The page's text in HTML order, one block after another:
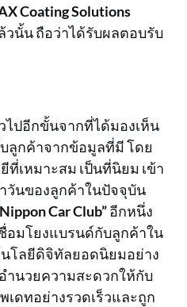
Coating Solutions
นั้น ถือว่าได้รับผลตอบรับ
ไปอีกขั้นจากที่ได้มองเห็น
ลูกค้าจากข้อมูลที่มี โดย
ที่เหมาะสม เป็นที่นิยม เข้า
วันของลูกค้าในปัจจุบัน
Car Club”อีกหนึ่ง
อมโยงแบรนด์กับลูกค้าใน
โลยีดิจิทัลยอดนิยมอย่าง
ำนวยความสะดวกให้กับ
ดทอย่างรวดเร็วและถูก